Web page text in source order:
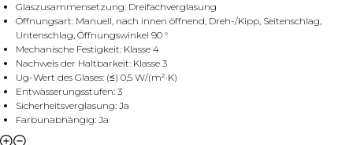
Glaszusammensetzung: Dreifachverglasung
Öffnungsart: Manuell, nach innen öffnend, Dreh-/Kipp, Seitenschlag,
Untenschlag, Öffnungswinkel 90 °
Mechanische Festigkeit: Klasse 4
Nachweis der Haltbarkeit: Klasse 3
Ug-Wert des Glases: (≤) 0,5 W/(m²·K)
Entwässerungsstufen: 3
Sicherheitsverglasung: Ja
Farbunabhängig: Ja